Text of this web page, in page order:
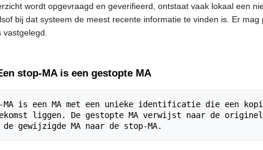
wordt opgevraagd en geverifieerd, ontstaat vaak lokaal een
bij dat systeem de meest recente informatie te vinden is. Er
stop-MA is een gestopte MA
MA is een MA met een unieke identificatie die een
liggen. De gestopte MA verwijst naar de